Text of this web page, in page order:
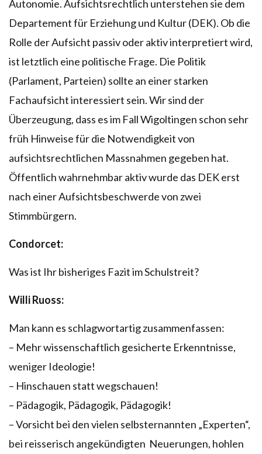
Autonomie. Aufsichtsrechtlich unterstehen sie dem
Departement für Erziehung und Kultur (DEK). Ob die
Rolle der Aufsicht passiv oder aktiv interpretiert wird,
ist letztlich eine politische Frage. Die Politik
(Parlament, Parteien) sollte an einer starken
Fachaufsicht interessiert sein. Wir sind der
Überzeugung, dass es im Fall Wigoltingen schon sehr
früh Hinweise für die Notwendigkeit von
aufsichtsrechtlichen Massnahmen gegeben hat.
Öffentlich wahrnehmbar aktiv wurde das DEK erst
nach einer Aufsichtsbeschwerde von zwei
Stimmbürgern.
Condorcet:
Was ist Ihr bisheriges Fazit im Schulstreit?
Willi Ruoss:
Man kann es schlagwortartig zusammenfassen:
– Mehr wissenschaftlich gesicherte Erkenntnisse,
weniger Ideologie!
– Hinschauen statt wegschauen!
– Pädagogik, Pädagogik, Pädagogik!
– Vorsicht bei den vielen selbsternannten „Experten“,
bei reisserisch angekündigten Neuerungen, hohlen